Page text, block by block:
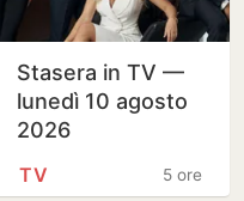
Stasera in TV —
lunedì 10 agosto
2026
5 ore
TV